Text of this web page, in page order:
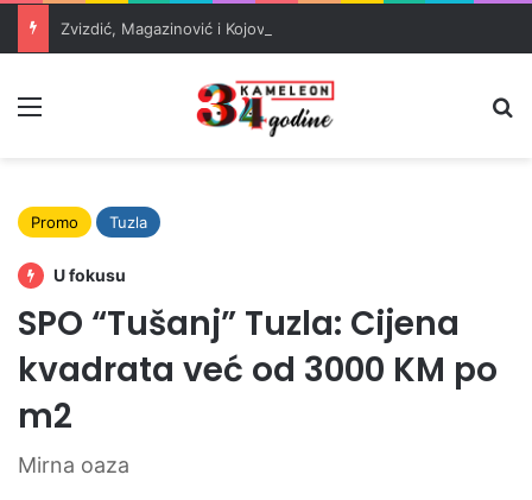
Promo Tuzla
U fokusu
SPO “Tušanj” Tuzla: Cijena
kvadrata već od 3000 KM po
m2
Mirna oaza